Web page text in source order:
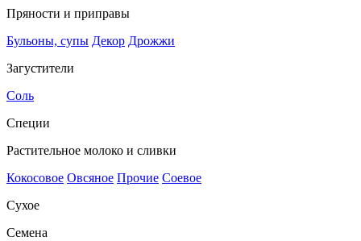
Пряности и приправы
Бульоны, супы Декор Дрожжи
Загустители
Соль
Специи
Растительное молоко и сливки
Кокосовое Овсяное Прочие Соевое
Сухое
Семена